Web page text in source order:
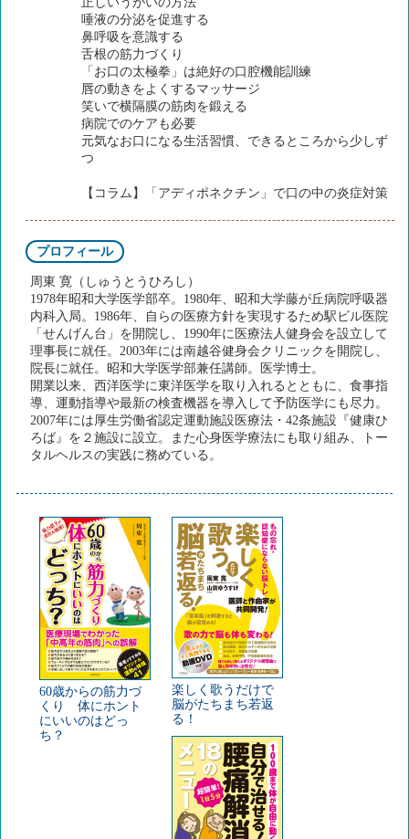
唾液の分泌を促進する
鼻呼吸を意識する
舌根の筋力づくり
「お口の太極拳」は絶好の口腔機能訓練
唇の動きをよくするマッサージ
笑いで横隔膜の筋肉を鍛える
病院でのケアも必要
元気なお口になる生活習慣、できるところから少しず
つ
【コラム】「アディポネクチン」で口の中の炎症対策
プロフィール
周東 寛（しゅうとうひろし）
1978年昭和大学医学部卒。1980年、昭和大学藤が丘病院呼吸器
内科入局。1986年、自らの医療方針を実現するため駅ビル医院
「せんげん台」を開院し、1990年に医療法人健身会を設立して
理事長に就任。2003年には南越谷健身会クリニックを開院し、
院長に就任。昭和大学医学部兼任講師。医学博士。
開業以来、西洋医学に東洋医学を取り入れるとともに、食事指
導、運動指導や最新の検査機器を導入して予防医学にも尽力。
2007年には厚生労働省認定運動施設医療法・42条施設『健康ひ
ろば』を２施設に設立。また心身医学療法にも取り組み、トー
タルヘルスの実践に務めている。
60歳からの筋力づ
くり 体にホント
にいいのはどっ
ち？
楽しく歌うだけで
脳がたちまち若返
る！